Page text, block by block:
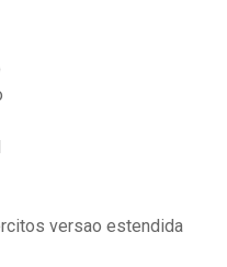
versao estendida